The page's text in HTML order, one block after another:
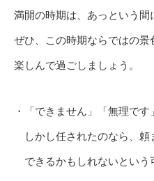
満開の時期は、あっという間
ぜひ、この時期ならではの景
楽しんで過ごしましょう。
・「できません」「無理です
しかし任されたのなら、頼
できるかもしれないという